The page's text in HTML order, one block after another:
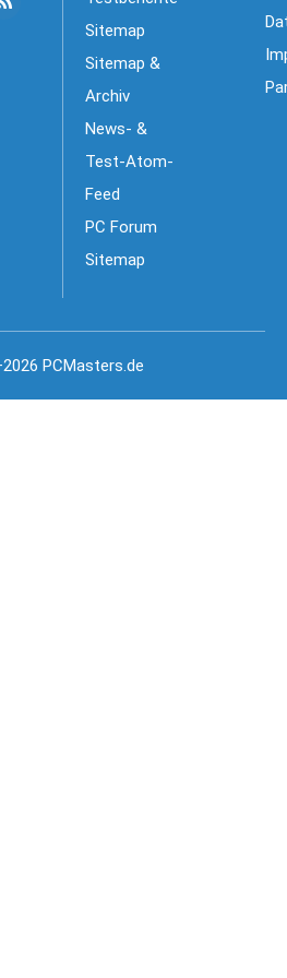
Sitemap
Sitemap &
Archiv
News- &
Test-Atom-
Feed
PC Forum
Sitemap
PCMasters.de